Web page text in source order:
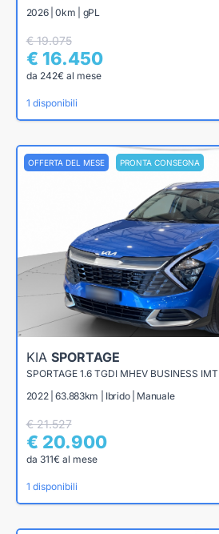
2026 | 0km | gPL
€ 19.075
€ 16.450
da 242€ al mese
1 disponibili
OFFERTA DEL MESE PRONTA CONSEGNA
KIA SPORTAGE
SPORTAGE 1.6 TGDI MHEV BUSINESS IMT
2022 | 63.883km | Ibrido | Manuale
€ 21.527
€ 20.900
da 311€ al mese
1 disponibili